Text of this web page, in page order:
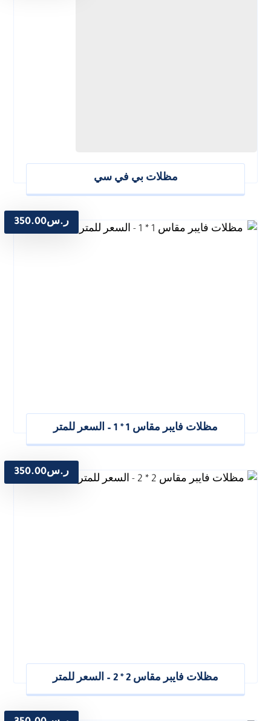
مظلات بي في سي
مظلات فايبر مقاس 1 * 1 – السعر للمتر
ر.س350.00
مظلات فايبر مقاس 2 * 2 – السعر للمتر
ر.س350.00